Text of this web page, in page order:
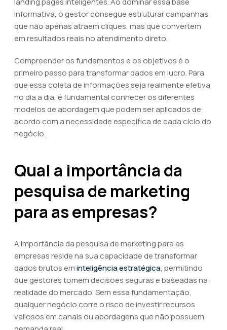
informativa, o gestor consegue estruturar campanhas
que não apenas atraem cliques, mas que convertem
em resultados reais no atendimento direto.
Compreender os fundamentos e os objetivos é o
primeiro passo para transformar dados em lucro. Para
que essa coleta de informações seja realmente efetiva
no dia a dia, é fundamental conhecer os diferentes
modelos de abordagem que podem ser aplicados de
acordo com a necessidade específica de cada ciclo do
negócio.
Qual a importância da
pesquisa de marketing
para as empresas?
A importância da pesquisa de marketing para as
empresas reside na sua capacidade de transformar
dados brutos eminteligência estratégica, permitindo
que gestores tomem decisões seguras e baseadas na
realidade do mercado. Sem essa fundamentação,
qualquer negócio corre o risco de investir recursos
valiosos em canais ou abordagens que não possuem